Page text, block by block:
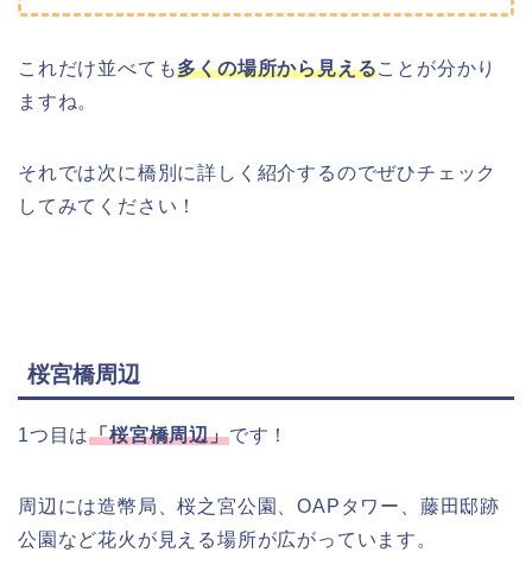
これだけ並べても多くの場所から見えることが分かり
ますね。
それでは次に橋別に詳しく紹介するのでぜひチェック
してみてください！
桜宮橋周辺
1つ目は「桜宮橋周辺」です！
周辺には造幣局、桜之宮公園、OAPタワー、藤田邸跡
公園など花火が見える場所が広がっています。